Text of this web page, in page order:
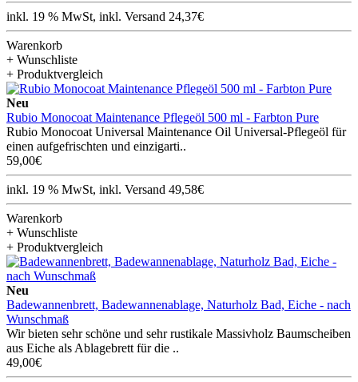
inkl. 19 % MwSt, inkl. Versand 24,37€
Warenkorb
+ Wunschliste
+ Produktvergleich
Neu
Rubio Monocoat Maintenance Pflegeöl 500 ml - Farbton Pure
Rubio Monocoat Universal Maintenance Oil Universal-Pflegeöl für
einen aufgefrischten und einzigarti..
59,00€
inkl. 19 % MwSt, inkl. Versand 49,58€
Warenkorb
+ Wunschliste
+ Produktvergleich
Neu
Badewannenbrett, Badewannenablage, Naturholz Bad, Eiche - nach
Wunschmaß
Wir bieten sehr schöne und sehr rustikale Massivholz Baumscheiben
aus Eiche als Ablagebrett für die ..
49,00€